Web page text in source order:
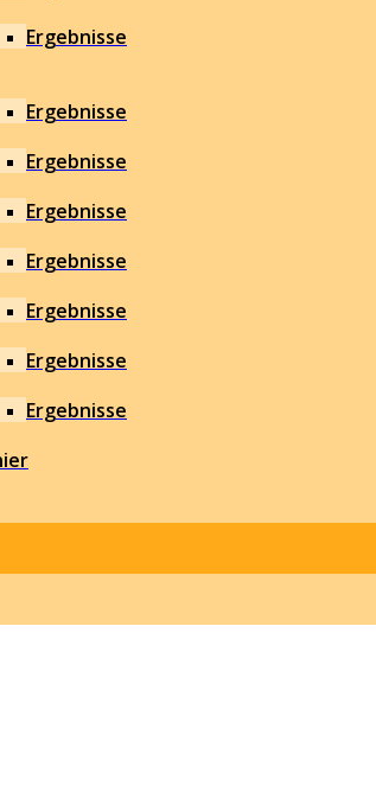
Ergebnisse
Ergebnisse
Ergebnisse
Ergebnisse
Ergebnisse
Ergebnisse
Ergebnisse
Ergebnisse